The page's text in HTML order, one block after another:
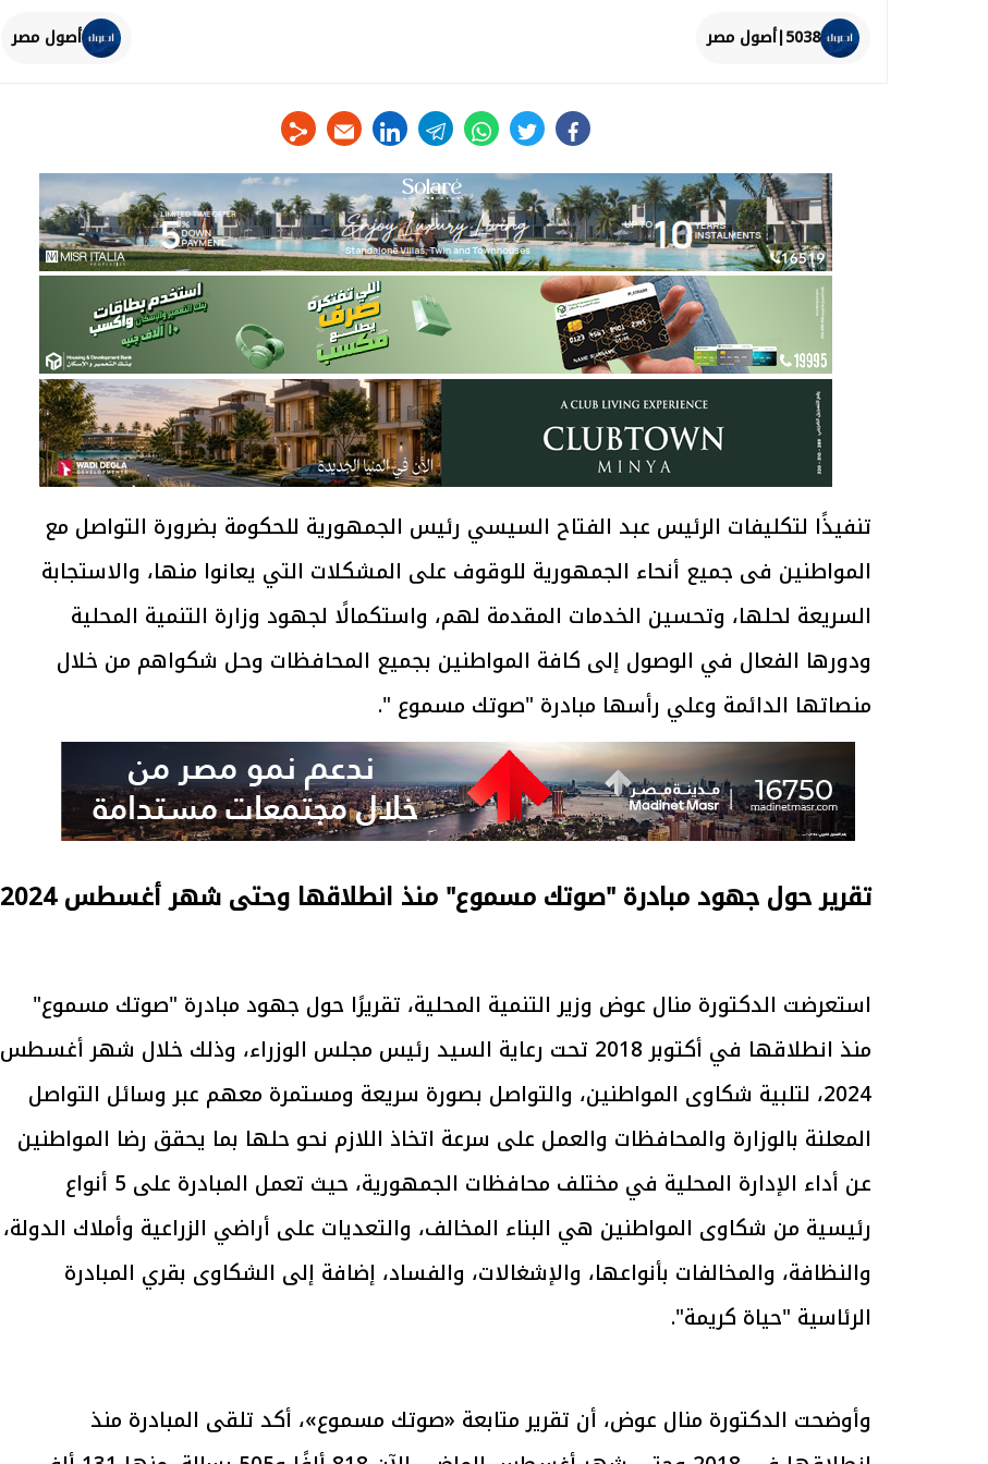
5038|أصول مصر أصول مصر
facebook
twitter
whats
telegram
linkedin
تنفيذًا لتكليفات الرئيس عبد الفتاح السيسي رئيس الجمهورية للحكومة بضرورة التواصل مع
المواطنين فى جميع أنحاء الجمهورية للوقوف على المشكلات التي يعانوا منها، والاستجابة
السريعة لحلها، وتحسين الخدمات المقدمة لهم، واستكمالًا لجهود وزارة التنمية المحلية
ودورها الفعال في الوصول إلى كافة المواطنين بجميع المحافظات وحل شكواهم من خلال
منصاتها الدائمة وعلي رأسها مبادرة "صوتك مسموع ".
تقرير حول جهود مبادرة "صوتك مسموع" منذ انطلاقها وحتى شهر أغسطس 2024
استعرضت الدكتورة منال عوض وزير التنمية المحلية، تقريرًا حول جهود مبادرة "صوتك مسموع"
منذ انطلاقها في أكتوبر 2018 تحت رعاية السيد رئيس مجلس الوزراء، وذلك خلال شهر أغسطس
2024، لتلبية شكاوى المواطنين، والتواصل بصورة سريعة ومستمرة معهم عبر وسائل التواصل
المعلنة بالوزارة والمحافظات والعمل على سرعة اتخاذ اللازم نحو حلها بما يحقق رضا المواطنين
عن أداء الإدارة المحلية في مختلف محافظات الجمهورية، حيث تعمل المبادرة على 5 أنواع
رئيسية من شكاوى المواطنين هي البناء المخالف، والتعديات على أراضي الزراعية وأملاك الدولة،
والنظافة، والمخالفات بأنواعها، والإشغالات، والفساد، إضافة إلى الشكاوى بقري المبادرة
الرئاسية "حياة كريمة".
وأوضحت الدكتورة منال عوض، أن تقرير متابعة «صوتك مسموع»، أكد تلقى المبادرة منذ
السيسي: تداعيات خطيرة على
العالمي وأسعار الوقود حال
استمرار الأزمة في الشرق الأوسط
رئيس الوزراء يتابع الإجراءات الخاصة
بتنفيذ التوجيهات الرئاسية بطرح وحدات
سكنية بالإيجار للمواطنين
افتتاح «إيجبس 2026» بحضور دولي
واسع.. والبترول: مصر تعزز مكانتها
بوصفها مركزًا إقليميًّا للطاقة